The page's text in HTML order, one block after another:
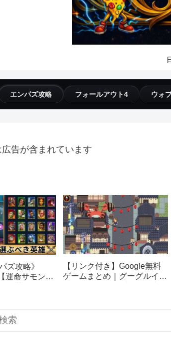
エンパズ攻略 フォールアウト4 ウォ
告が含まれています
ズ攻略》
運命サモン】
【リンク付き】Google無料
ゲームまとめ｜グーグルイー